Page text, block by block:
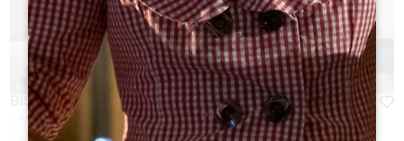
BISTROT DU GRAND BARRAIL
SAINT-EMILION